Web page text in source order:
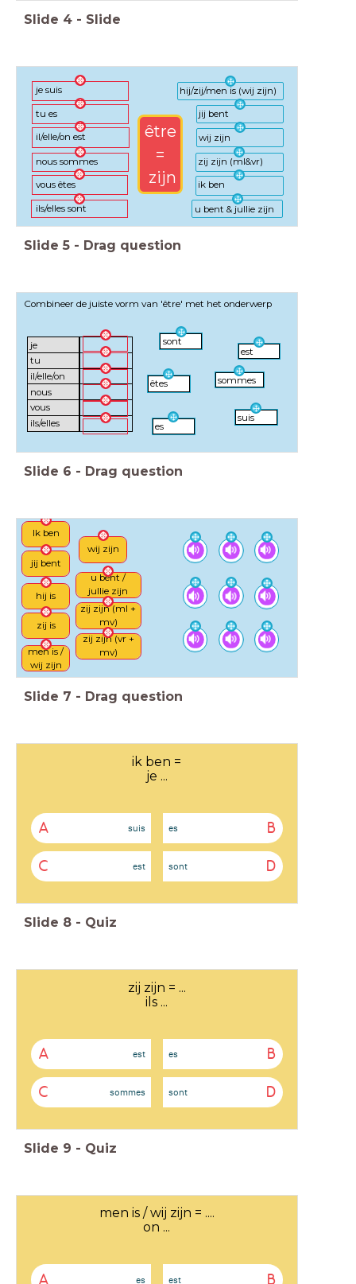
Slide 4 - Slide
être
=
zijn
il/elle/on est
nous sommes
vous êtes
ils/elles sont
tu es
je suis
wij zijn
zij zijn (ml&vr)
ik ben
u bent & jullie zijn
jij bent
hij/zij/men is (wij zijn)
Slide 5 - Drag question
je
tu
il/elle/on
nous
vous
ils/elles
Combineer de juiste vorm van 'être' met het onderwerp
suis
es
est
sommes
êtes
sont
Slide 6 - Drag question
Ik ben
jij bent
hij is
men is /
wij zijn
wij zijn
u bent /
jullie zijn
zij zijn (ml +
mv)
zij zijn (vr +
mv)
zij is
Slide 7 - Drag question
ik ben =
je ...
A suis B
es
C est D
sont
Slide 8 - Quiz
zij zijn = ...
ils ...
A est B
es
C sommes D
sont
Slide 9 - Quiz
men is / wij zijn = ....
on ...
A es B
est